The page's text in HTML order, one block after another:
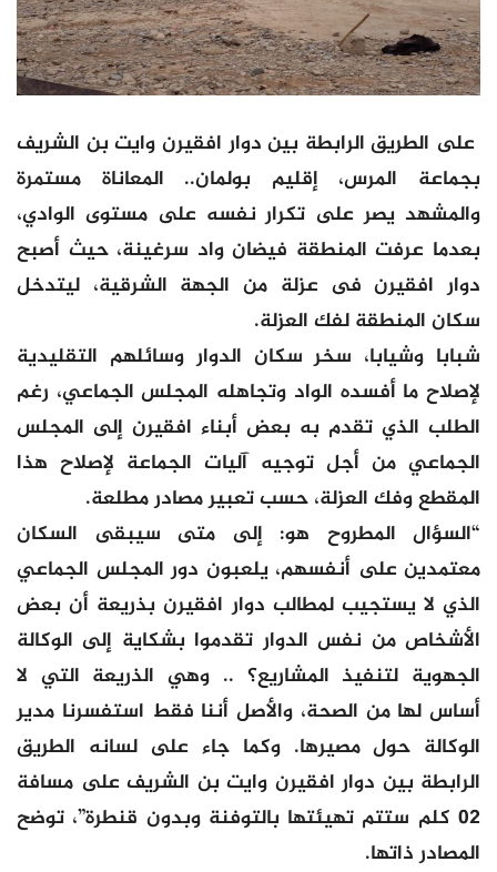
على الطريق الرابطة بين دوار افقيرن وايت بن الشريف
بجماعة المرس، إقليم بولمان.. المعاناة مستمرة
والمشهد يصر على تكرار نفسه على مستوى الوادي،
بعدما عرفت المنطقة فيضان واد سرغينة، حيث أصبح
دوار افقيرن فى عزلة من الجهة الشرقية، ليتدخل
سكان المنطقة لفك العزلة.
شبابا وشيابا، سخر سكان الدوار وسائلهم التقليدية
لإصلاح ما أفسده الواد وتجاهله المجلس الجماعي، رغم
الطلب الذي تقدم به بعض أبناء افقيرن إلى المجلس
الجماعي من أجل توجيه آليات الجماعة لإصلاح هذا
المقطع وفك العزلة، حسب تعبير مصادر مطلعة.
“السؤال المطروح هو: إلى متى سيبقى السكان
معتمدين على أنفسهم، يلعبون دور المجلس الجماعي
الذي لا يستجيب لمطالب دوار افقيرن بذريعة أن بعض
الأشخاص من نفس الدوار تقدموا بشكاية إلى الوكالة
الجهوية لتنفيذ المشاريع؟ .. وهي الذريعة التي لا
أساس لها من الصحة، والأصل أننا فقط استفسرنا مدير
الوكالة حول مصيرها. وكما جاء على لسانه الطريق
الرابطة بين دوار افقيرن وايت بن الشريف على مسافة
02 كلم ستتم تهيئتها بالتوفنة وبدون قنطرة”، توضح
المصادر ذاتها.